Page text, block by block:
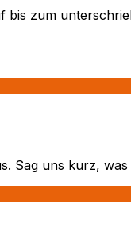
zum
Sag uns kurz,